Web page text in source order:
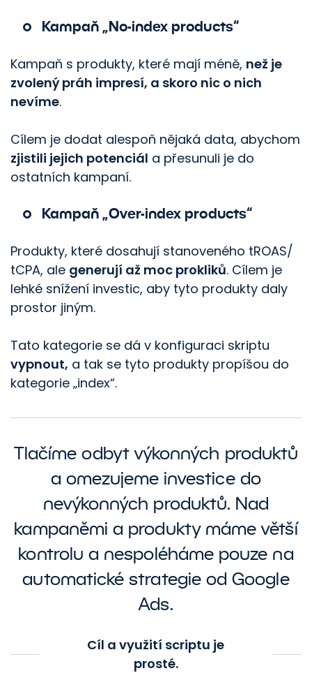
Kampaň „No-index products“
Kampaň s produkty, které mají méně, než je
zvolený práh impresí, a skoro nic o nich
nevíme.
Cílem je dodat alespoň nějaká data, abychom
zjistili jejich potenciál a přesunuli je do
ostatních kampaní.
Kampaň „Over-index products“
Produkty, které dosahují stanoveného tROAS/​
tCPA, ale generují až moc prokliků. Cílem je
lehké snížení investic, aby tyto produkty daly
prostor jiným.
Tato kategorie se dá v konfiguraci skriptu
vypnout, a tak se tyto produkty propíšou do
kategorie „index“.
Tlačíme odbyt výkonných produktů
a omezujeme investice do
nevýkonných produktů. Nad
kampaněmi a produkty máme větší
kontrolu a nespoléháme pouze na
automatické strategie od Google
Ads.
Cíl a využití scriptu je
prosté.